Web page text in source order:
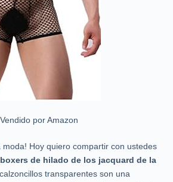
Vendido por Amazon
moda! Hoy quiero compartir con ustedes
boxers de hilado de los jacquard de la
transparentes son una